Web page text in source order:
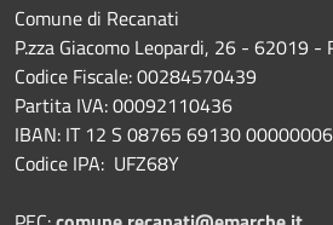
Comune di Recanati
P.zza Giacomo Leopardi, 26 - 62019 -
Codice Fiscale: 00284570439
Partita IVA: 00092110436
IBAN: IT 12 S 08765 69130
Codice IPA: UFZ68Y